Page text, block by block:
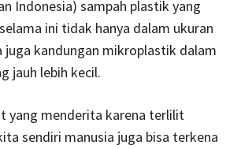
Indonesia) sampah plastik yang
ini tidak hanya dalam ukuran
juga kandungan mikroplastik dalam
jauh lebih kecil.
yang menderita karena terlilit
sendiri manusia juga bisa terkena